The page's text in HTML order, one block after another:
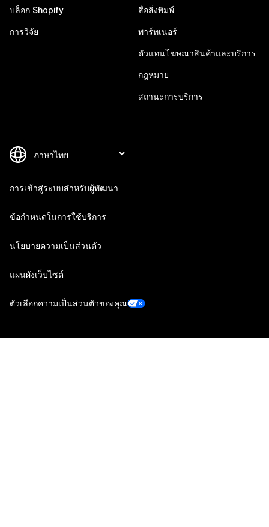
บล็อก Shopify
การวิจัย
สื่อสิ่งพิมพ์
พาร์ทเนอร์
ตัวแทนโฆษณาสินค้าและบริการ
กฎหมาย
สถานะการบริการ
การเข้าสู่ระบบสำหรับผู้พัฒนา
ข้อกำหนดในการใช้บริการ
นโยบายความเป็นส่วนตัว
แผนผังเว็บไซต์
ตัวเลือกความเป็นส่วนตัวของคุณ